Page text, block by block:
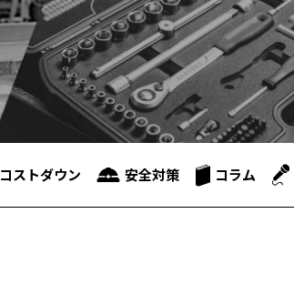
コストダウン 安全対策 コラム